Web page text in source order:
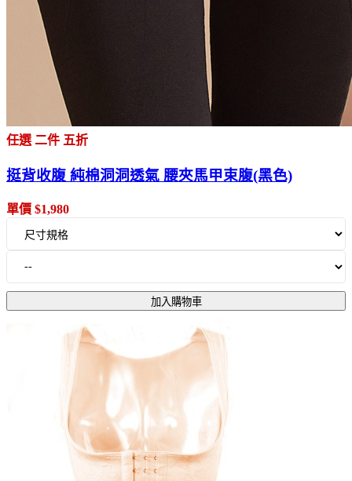
任選 二件 五折
挺背收腹 純棉洞洞透氣 腰夾馬甲束腹(黑色)
單價 $1,980
加入購物車